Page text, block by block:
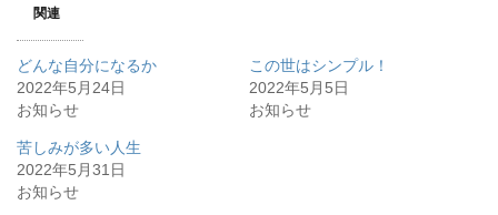
関連
どんな自分になるか
2022年5月24日
お知らせ
この世はシンプル！
2022年5月5日
お知らせ
苦しみが多い人生
2022年5月31日
お知らせ